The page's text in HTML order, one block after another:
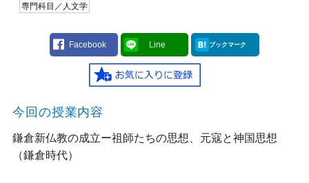
専門科目／人文学
Facebook Line ブックマーク
今回の授業内容
鎌倉新仏教の成立ー祖師たちの思想、元寇と神国思想
（鎌倉時代）